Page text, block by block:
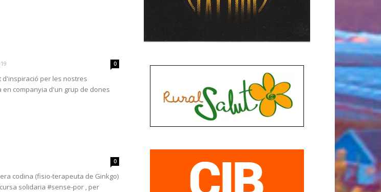
0
d'inspiració per les nostres
companyia d'un grup de dones
0
codina (fisio-terapeuta de Ginkgo)
solidaria #sense-por , per